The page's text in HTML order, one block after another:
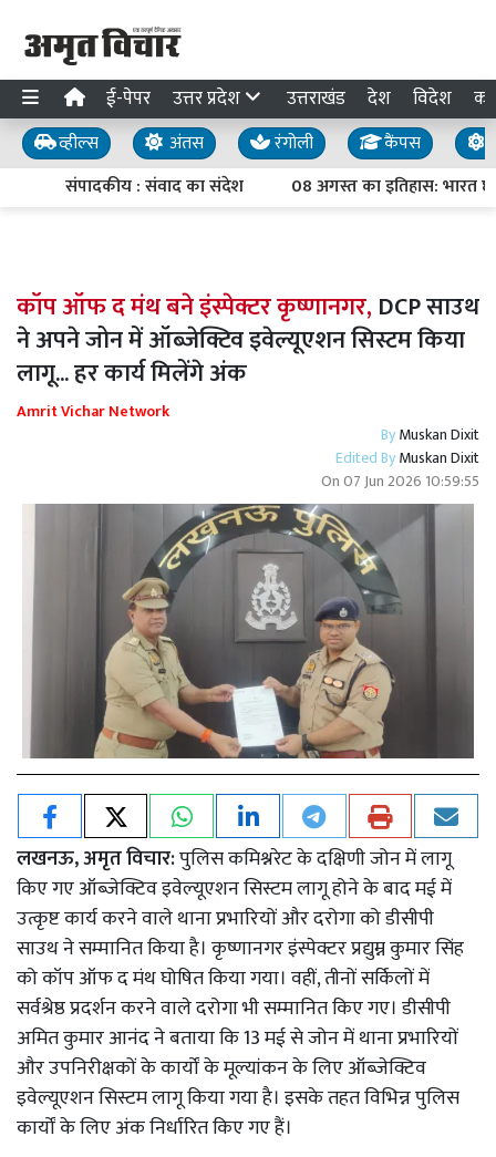
ई-पेपर उत्तर प्रदेश उत्तराखंड देश विदेश
व्हील्स अंतस रंगोली कैंपस
संपादकीय : संवाद का संदेश
08 अगस्त का इतिहास: भारत
कॉप ऑफ द मंथ बने इंस्पेक्टर कृष्णानगर, DCP साउथ
ने अपने जोन में ऑब्जेक्टिव इवेल्यूएशन सिस्टम किया
लागू... हर कार्य मिलेंगे अंक
Amrit Vichar Network
ByMuskan Dixit
Edited ByMuskan Dixit
On07 Jun 2026 10:59:55
लखनऊ, अमृत विचार:पुलिस कमिश्नरेट के दक्षिणी जोन में लागू
किए गए ऑब्जेक्टिव इवेल्यूएशन सिस्टम लागू होने के बाद मई में
उत्कृष्ट कार्य करने वाले थाना प्रभारियों और दरोगा को डीसीपी
साउथ ने सम्मानित किया है। कृष्णानगर इंस्पेक्टर प्रद्युम्न कुमार सिंह
को कॉप ऑफ द मंथ घोषित किया गया। वहीं, तीनों सर्किलों में
सर्वश्रेष्ठ प्रदर्शन करने वाले दरोगा भी सम्मानित किए गए। डीसीपी
अमित कुमार आनंद ने बताया कि 13 मई से जोन में थाना प्रभारियों
और उपनिरीक्षकों के कार्यों के मूल्यांकन के लिए ऑब्जेक्टिव
इवेल्यूएशन सिस्टम लागू किया गया है। इसके तहत विभिन्न पुलिस
कार्यों के लिए अंक निर्धारित किए गए हैं।